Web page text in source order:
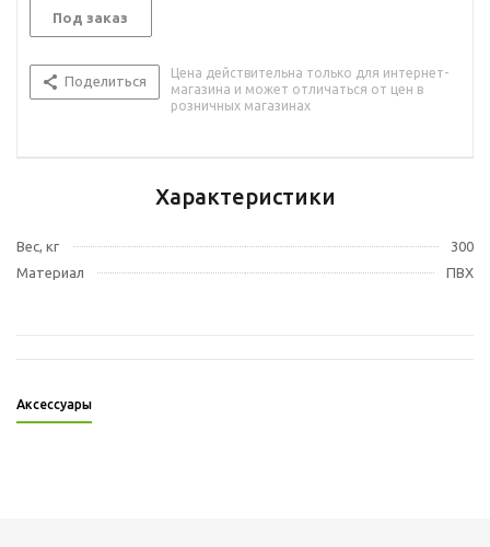
Под заказ
Поделиться
Цена действительна только для интернет-
магазина и может отличаться от цен в
розничных магазинах
Характеристики
Вес, кг
300
Материал
ПВХ
Аксессуары